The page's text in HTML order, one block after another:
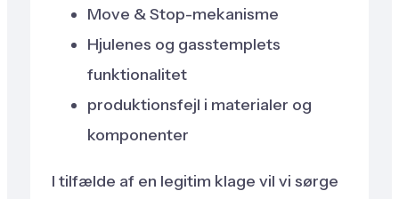
Move & Stop-mekanisme
Hjulenes og gasstemplets
funktionalitet
produktionsfejl i materialer og
komponenter
I tilfælde af en legitim klage vil vi sørge